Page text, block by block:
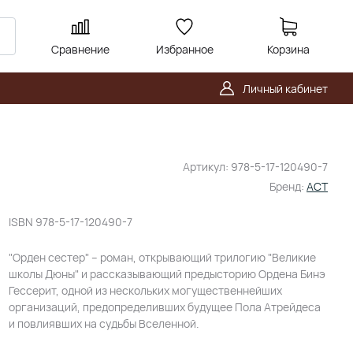
Сравнение Избранное Корзина
Личный кабинет
Артикул: 978-5-17-120490-7
Бренд: АСТ
ISBN 978-5-17-120490-7
"Орден сестер" – роман, открывающий трилогию "Великие
школы Дюны" и рассказывающий предысторию Ордена Бинэ
Гессерит, одной из нескольких могущественнейших
организаций, предопределивших будущее Пола Атрейдеса
и повлиявших на судьбы Вселенной.